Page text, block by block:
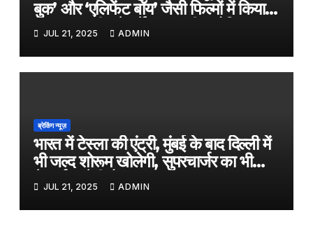
बुक’ और ‘एलिफेंट बॉय’ जैसी फिल्मों में किया
काम, जल्द ही बड़े पर्दे पर आएगी बायोपिक
JUL 21, 2025 ADMIN
ब्रेकिंग न्यूज़
भारत में टेस्ला की एंट्री, मुंबई के बाद दिल्ली में
भी जल्द शोरूम खोलेगी, सुपरचार्जर का भी
नेटवर्क करेगी तैयार
JUL 21, 2025 ADMIN